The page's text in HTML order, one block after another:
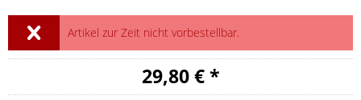
Artikel zur Zeit nicht vorbestellbar.
29,80 € *